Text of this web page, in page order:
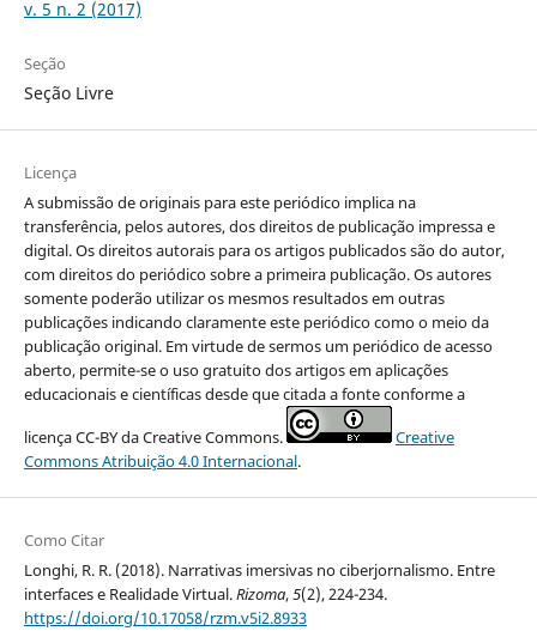
v. 5 n. 2 (2017)
Seção
Seção Livre
Licença
A submissão de originais para este periódico implica na
transferência, pelos autores, dos direitos de publicação impressa e
digital. Os direitos autorais para os artigos publicados são do autor,
com direitos do periódico sobre a primeira publicação. Os autores
somente poderão utilizar os mesmos resultados em outras
publicações indicando claramente este periódico como o meio da
publicação original. Em virtude de sermos um periódico de acesso
aberto, permite-se o uso gratuito dos artigos em aplicações
educacionais e científicas desde que citada a fonte conforme a
licença CC-BY da Creative Commons.
Creative
Commons Atribuição 4.0 Internacional.
Como Citar
Longhi, R. R. (2018). Narrativas imersivas no ciberjornalismo. Entre
interfaces e Realidade Virtual.Rizoma,5(2), 224-234.
https://doi.org/10.17058/rzm.v5i2.8933